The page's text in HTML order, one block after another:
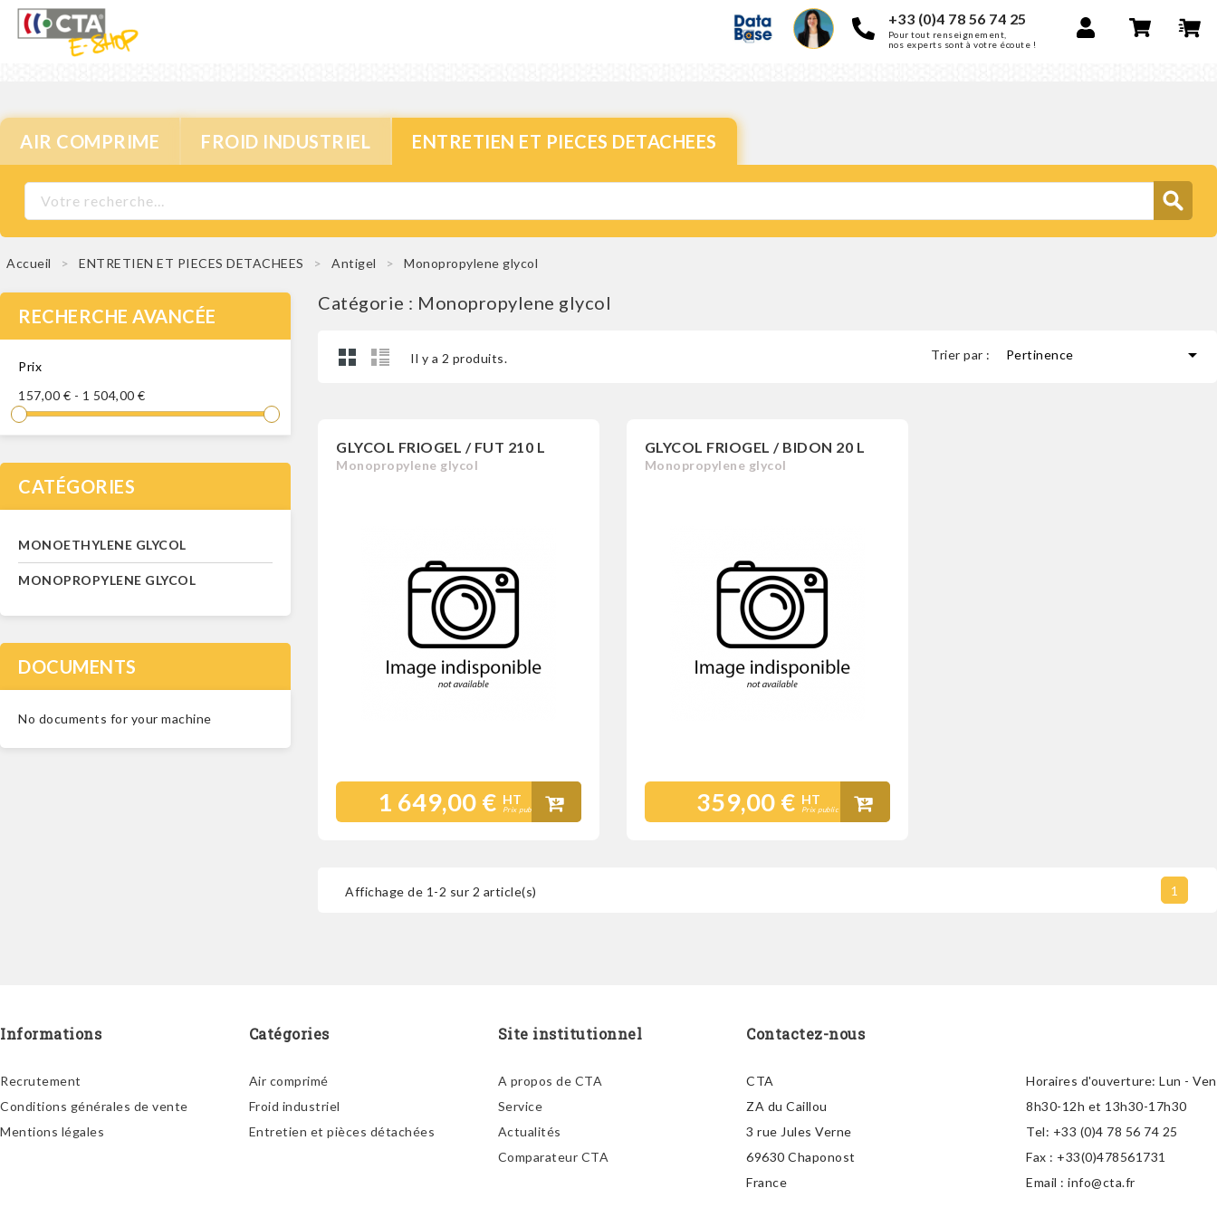
+33 (0)4 78 56 74 25
Pour tout renseignement,
nos experts sont à votre écoute !
AIR COMPRIME FROID INDUSTRIEL ENTRETIEN ET PIECES DETACHEES
Accueil ENTRETIEN ET PIECES DETACHEES Antigel Monopropylene glycol
RECHERCHE AVANCÉE
Prix
157,00 € - 1 504,00 €
CATÉGORIES
MONOETHYLENE GLYCOL
MONOPROPYLENE GLYCOL
DOCUMENTS
No documents for your machine
Catégorie : Monopropylene glycol
Il y a 2 produits. Trier par : Pertinence 
GLYCOL FRIOGEL / FUT 210 L
Monopropylene glycol
1 649,00 € HT
Prix public
GLYCOL FRIOGEL / BIDON 20 L
Monopropylene glycol
359,00 € HT
Prix public
Affichage de 1-2 sur 2 article(s) 1
Informations
Recrutement
Conditions générales de vente
Mentions légales
Catégories
Air comprimé
Froid industriel
Entretien et pièces détachées
Site institutionnel
A propos de CTA
Service
Actualités
Comparateur CTA
Contactez-nous
Horaires d'ouverture:Lun - Ven
8h30-12h et 13h30-17h30
Tel: +33 (0)4 78 56 74 25
Fax : +33(0)478561731
Email :info@cta.fr
CTA
ZA du Caillou
3 rue Jules Verne
69630 Chaponost
France